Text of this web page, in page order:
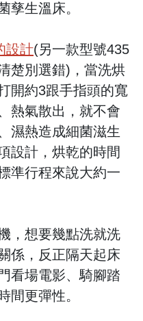
孳生溫床。
設計(另一款型號435
楚別選錯)，當洗烘
開約3跟手指頭的寬
熱氣散出，就不會
濕熱造成細菌滋生
設計，烘乾的時間
準行程來說大約一
，想要幾點洗就洗
係，反正隔天起床
看場電影、騎腳踏
間更彈性。